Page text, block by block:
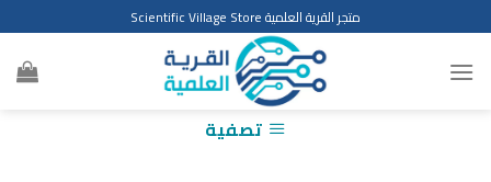
to
content
متجر القرية العلمية Scientific Village Store
تصفية